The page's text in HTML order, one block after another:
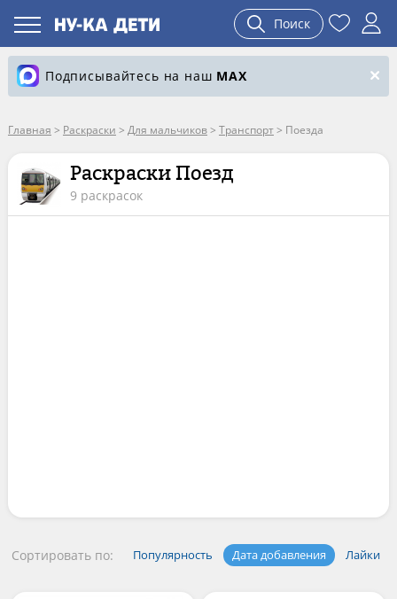
Поиск
Подписывайтесь на наш MAX
Главная > Раскраски > Для мальчиков> Транспорт> Поезда
Раскраски Поезд
9 раскрасок
Сортировать по: Популярность Дата добавления Лайки